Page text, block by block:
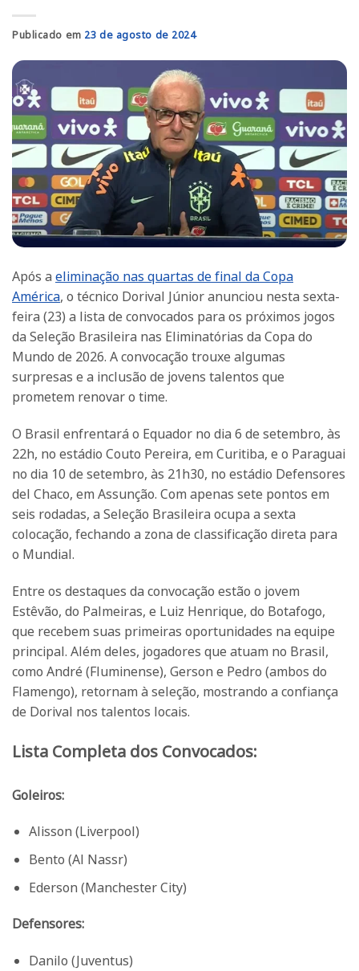
Publicado em 23 de agosto de 2024
Após a eliminação nas quartas de final da Copa
América, o técnico Dorival Júnior anunciou nesta sexta-
feira (23) a lista de convocados para os próximos jogos
da Seleção Brasileira nas Eliminatórias da Copa do
Mundo de 2026. A convocação trouxe algumas
surpresas e a inclusão de jovens talentos que
prometem renovar o time.
O Brasil enfrentará o Equador no dia 6 de setembro, às
22h, no estádio Couto Pereira, em Curitiba, e o Paraguai
no dia 10 de setembro, às 21h30, no estádio Defensores
del Chaco, em Assunção. Com apenas sete pontos em
seis rodadas, a Seleção Brasileira ocupa a sexta
colocação, fechando a zona de classificação direta para
o Mundial.
Entre os destaques da convocação estão o jovem
Estêvão, do Palmeiras, e Luiz Henrique, do Botafogo,
que recebem suas primeiras oportunidades na equipe
principal. Além deles, jogadores que atuam no Brasil,
como André (Fluminense), Gerson e Pedro (ambos do
Flamengo), retornam à seleção, mostrando a confiança
de Dorival nos talentos locais.
Lista Completa dos Convocados:
Goleiros:
Alisson (Liverpool)
Bento (Al Nassr)
Ederson (Manchester City)
Defensores:
Danilo (Juventus)